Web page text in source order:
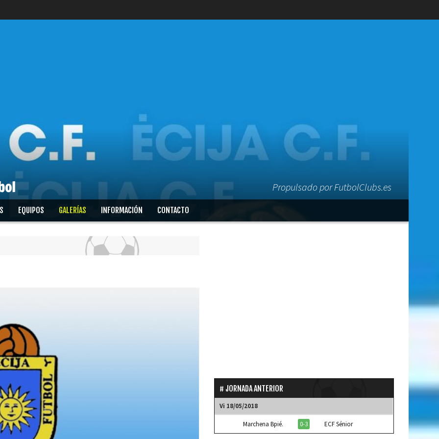
Propulsado por FutbolClubs.es
EQUIPOS GALERÍAS INFORMACIÓN CONTACTO
JORNADA ANTERIOR
Vi 18/05/2018
Marchena Bpié. 0-3 ECF Sénior